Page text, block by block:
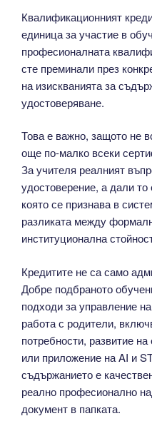
Квалификационният
единица за участие в
професионалната
сте преминали през
на изискванията за
удостоверяване.
Това е важно, защото не
още по-малко всеки
За учителя реалният
удостоверение, а дали
която се признава в
разликата между
институционална
Кредитите не са само
Добре подбраното
подходи за управление
работа с родители,
потребности, развитие
или приложение на AI и
съдържанието е
реално професионално
документ в папката.